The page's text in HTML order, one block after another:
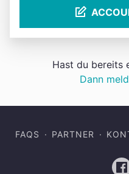
Hast du bereits
Dann
FAQS PARTNER